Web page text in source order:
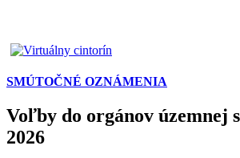
SMÚTOČNÉ OZNÁMENIA
Voľby do orgánov územnej
2026